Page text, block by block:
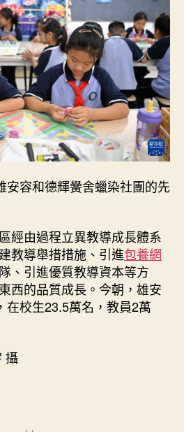
包
養
措
并
舉
推
進
教
高
的
品
質
成
長
_
安容和德輝黌舍蠟染社團的先
經由過程立異教導成長體系
教導舉措措施、引進包養網
、引進優質教導資本等方
西的品質成長。今朝，雄安
在校生23.5萬名，教員2萬
攝